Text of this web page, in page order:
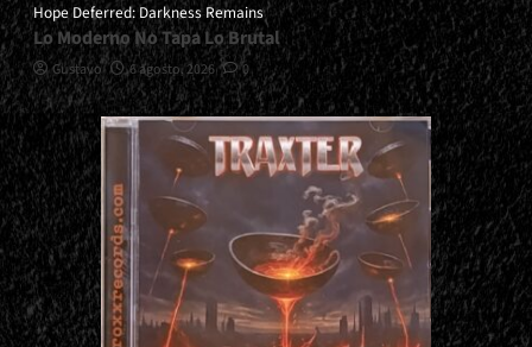
Hope Deferred: Darkness Remains
Lo Moderno No Tapa Lo Brutal
Gustavo 6 agosto, 2026 0